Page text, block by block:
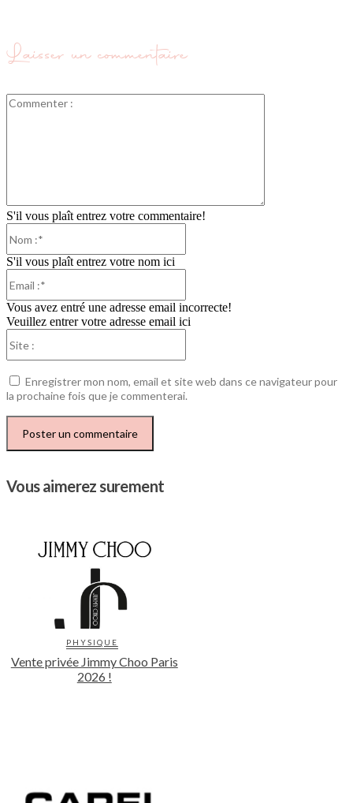
Laisser un commentaire
S'il vous plaît entrez votre commentaire!
S'il vous plaît entrez votre nom ici
Vous avez entré une adresse email incorrecte!
Veuillez entrer votre adresse email ici
Enregistrer mon nom, email et site web dans ce navigateur pour
la prochaine fois que je commenterai.
Vous aimerez surement
PHYSIQUE
Vente privée Jimmy Choo Paris
2026 !